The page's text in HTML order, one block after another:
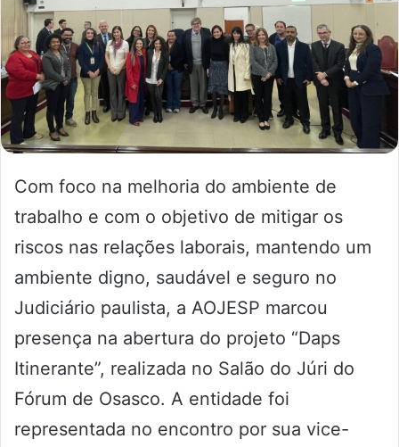
Com foco na melhoria do ambiente de
trabalho e com o objetivo de mitigar os
riscos nas relações laborais, mantendo um
ambiente digno, saudável e seguro no
Judiciário paulista, a AOJESP marcou
presença na abertura do projeto “Daps
Itinerante”, realizada no Salão do Júri do
Fórum de Osasco. A entidade foi
representada no encontro por sua vice-